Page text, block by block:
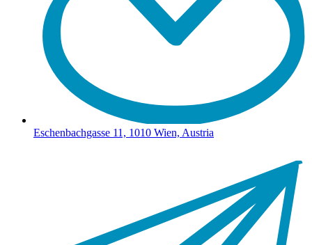
Eschenbachgasse 11, 1010 Wien, Austria